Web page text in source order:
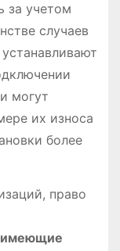
за учетом
случаев
могут
их износа
более
право
имеющие